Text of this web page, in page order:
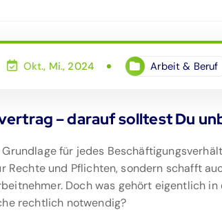
Okt., Mi., 2024 Arbeit & Beruf
– darauf solltest Du
für jedes
Rechte und Pflichten, sondern schafft
Doch was gehört eigentlich
rechtlich notwendig?